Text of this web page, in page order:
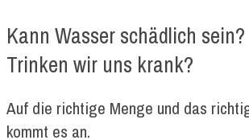
Kann Wasser schädlich sein?
Trinken wir uns krank?
Auf die richtige Menge und das
kommt es an.